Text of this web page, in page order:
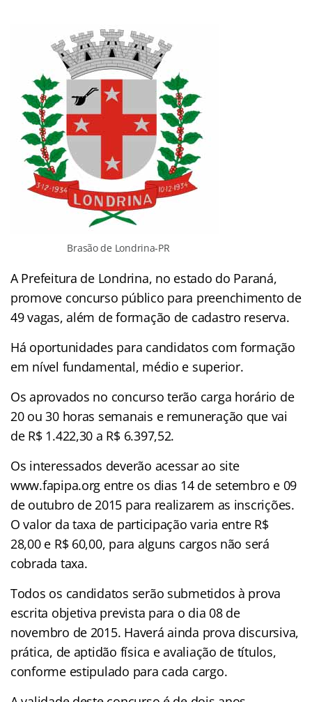
Brasão de Londrina-PR
A Prefeitura de Londrina, no estado do Paraná,
promove concurso público para preenchimento de
49 vagas, além de formação de cadastro reserva.
Há oportunidades para candidatos com formação
em nível fundamental, médio e superior.
Os aprovados no concurso terão carga horário de
20 ou 30 horas semanais e remuneração que vai
de R$ 1.422,30 a R$ 6.397,52.
Os interessados deverão acessar ao site
www.fapipa.org entre os dias 14 de setembro e 09
de outubro de 2015 para realizarem as inscrições.
O valor da taxa de participação varia entre R$
28,00 e R$ 60,00, para alguns cargos não será
cobrada taxa.
Todos os candidatos serão submetidos à prova
escrita objetiva prevista para o dia 08 de
novembro de 2015. Haverá ainda prova discursiva,
prática, de aptidão física e avaliação de títulos,
conforme estipulado para cada cargo.